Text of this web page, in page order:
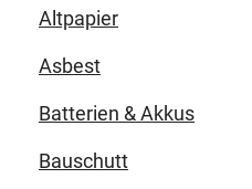
Altpapier
Asbest
Batterien & Akkus
Bauschutt